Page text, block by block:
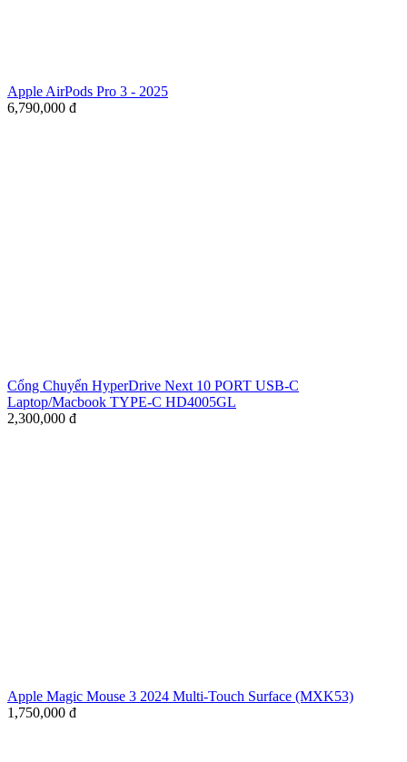
Apple AirPods Pro 3 - 2025
6,790,000 đ
Cổng Chuyển HyperDrive Next 10 PORT USB-C
Laptop/Macbook TYPE-C HD4005GL
2,300,000 đ
Apple Magic Mouse 3 2024 Multi-Touch Surface (MXK53)
1,750,000 đ